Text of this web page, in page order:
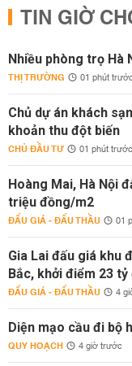
TIN GIỜ
Nhiều phòng trọ Hà
THỊ TRƯỜNG 01 phút
Chủ dự án khách
khoản thu đột biến
CHỦ ĐẦU TƯ 01 phút trước
Hoàng Mai, Hà Nội
triệu đồng/m2
ĐẤU GIÁ - ĐẤU THẦU 01
Gia Lai đấu giá khu
Bắc, khởi điểm 23 tỷ
ĐẤU GIÁ - ĐẤU THẦU 4
Diện mạo cầu đi bộ
QUY HOẠCH 4 giờ trước